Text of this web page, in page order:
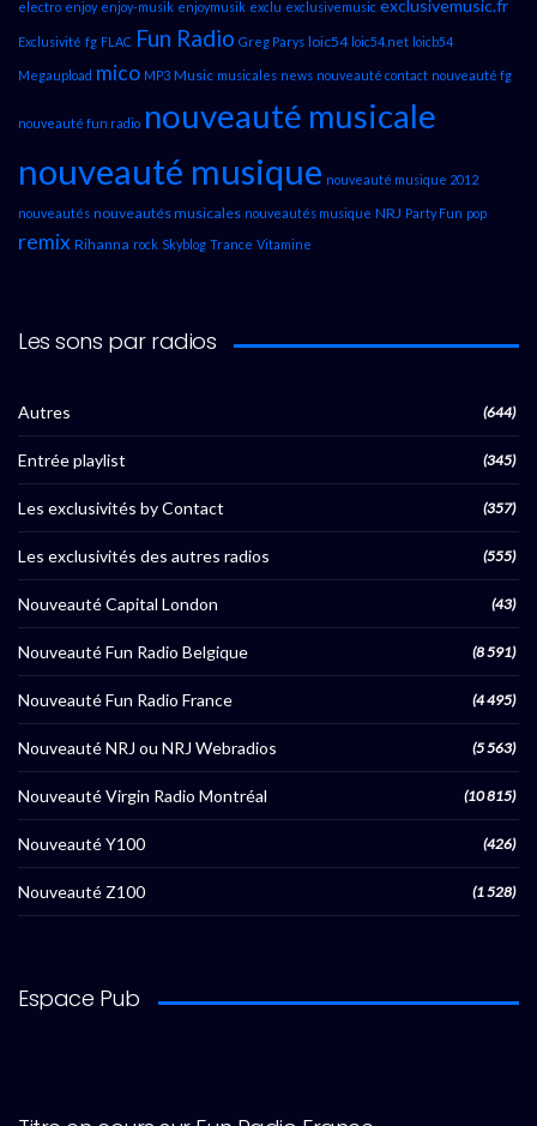
electro enjoy enjoy-musik enjoymusik exclu exclusivemusic exclusivemusic.fr
Exclusivité fg FLAC Fun Radio Greg Parys loic54 loic54.net loicb54
Megaupload mico MP3 Music musicales news nouveauté contact nouveauté fg
nouveauté fun radio nouveauté musicale
nouveauté musique nouveauté musique 2012
nouveautés nouveautés musicales nouveautés musique NRJ Party Fun pop
remix Rihanna rock Skyblog Trance Vitamine
Les sons par radios
Autres (644)
Entrée playlist (345)
Les exclusivités by Contact (357)
Les exclusivités des autres radios (555)
Nouveauté Capital London (43)
Nouveauté Fun Radio Belgique (8 591)
Nouveauté Fun Radio France (4 495)
Nouveauté NRJ ou NRJ Webradios (5 563)
Nouveauté Virgin Radio Montréal (10 815)
Nouveauté Y100 (426)
Nouveauté Z100 (1 528)
Espace Pub